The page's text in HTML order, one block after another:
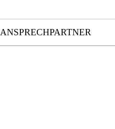
ANSPRECHPARTNER